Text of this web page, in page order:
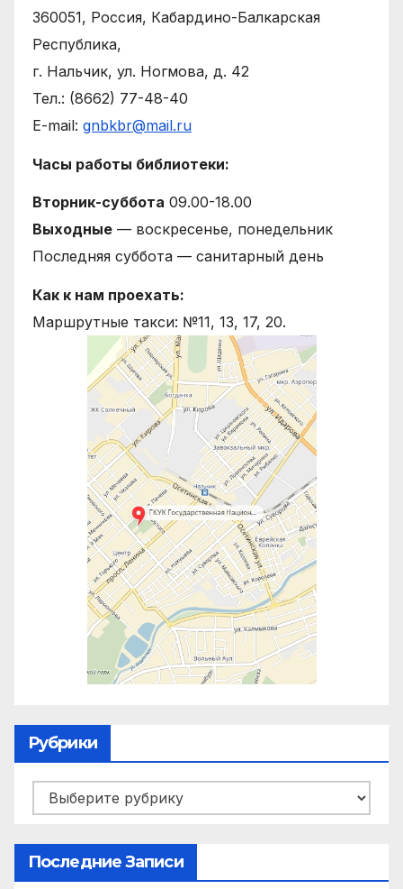
360051, Россия, Кабардино-Балкарская
Республика,
г. Нальчик, ул. Ногмова, д. 42
Тел.: (8662) 77-48-40
E-mail: gnbkbr@mail.ru
Часы работы библиотеки:
Вторник-суббота 09.00-18.00
Выходные — воскресенье, понедельник
Последняя суббота — санитарный день
Как к нам проехать:
Маршрутные такси: №11, 13, 17, 20.
Рубрики
Рубрики
Последние Записи